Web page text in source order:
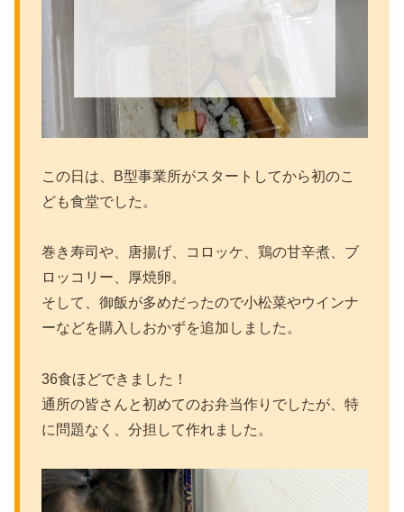
この日は、B型事業所がスタートしてから初のこ
ども食堂でした。
巻き寿司や、唐揚げ、コロッケ、鶏の甘辛煮、ブ
ロッコリー、厚焼卵。
そして、御飯が多めだったので小松菜やウインナ
ーなどを購入しおかずを追加しました。
36食ほどできました！
通所の皆さんと初めてのお弁当作りでしたが、特
に問題なく、分担して作れました。